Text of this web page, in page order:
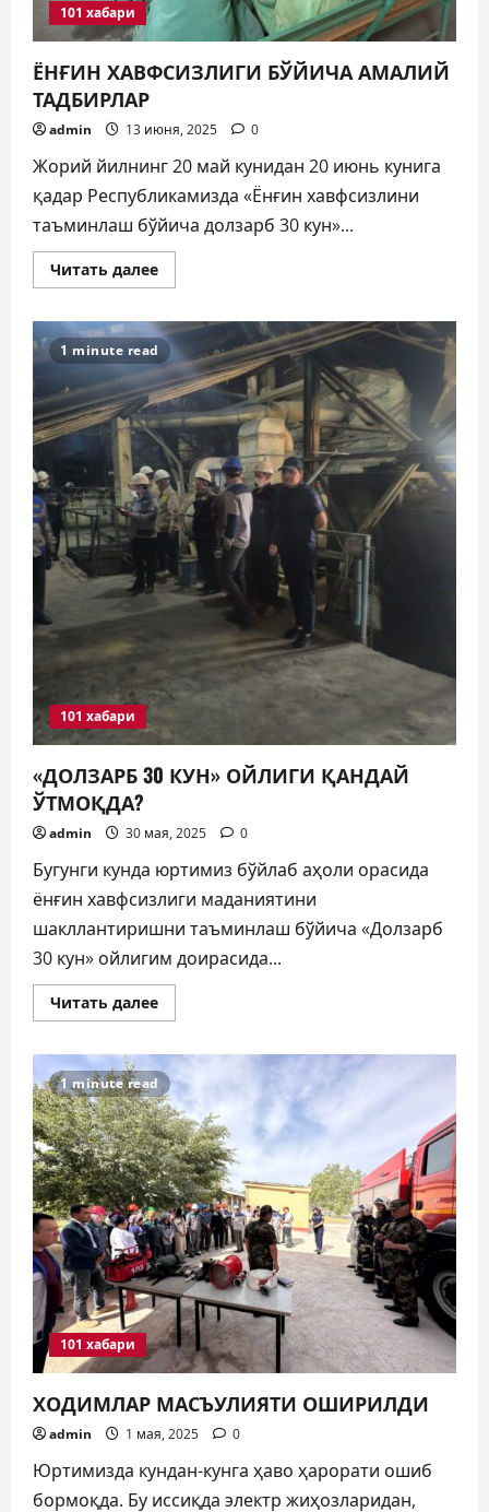
101 хабари
ЁНҒИН ХАВФСИЗЛИГИ БЎЙИЧА АМАЛИЙ
ТАДБИРЛАР
admin 13 июня, 2025 0
Жорий йилнинг 20 май кунидан 20 июнь кунига
қадар Республикамизда «Ёнғин хавфсизлини
таъминлаш бўйича долзарб 30 кун»...
Читать далееПрочитать
больше
ХАВФСИЗЛИГИ
БЎЙИЧА
АМАЛИЙ
ТАДБИРЛАР
1 minute read
101 хабари
«ДОЛЗАРБ 30 КУН» ОЙЛИГИ ҚАНДАЙ
ЎТМОҚДА?
admin 30 мая, 2025 0
Бугунги кунда юртимиз бўйлаб аҳоли орасида
ёнғин хавфсизлиги маданиятини
шакллантиришни таъминлаш бўйича «Долзарб
30 кун» ойлигим доирасида...
Читать далееПрочитать
больше
30
КУН»
ОЙЛИГИ
ҚАНДАЙ
ЎТМОҚДА?
1 minute read
101 хабари
ХОДИМЛАР МАСЪУЛИЯТИ ОШИРИЛДИ
admin 1 мая, 2025 0
Юртимизда кундан-кунга ҳаво ҳарорати ошиб
бормоқда. Бу иссиқда электр жиҳозларидан,